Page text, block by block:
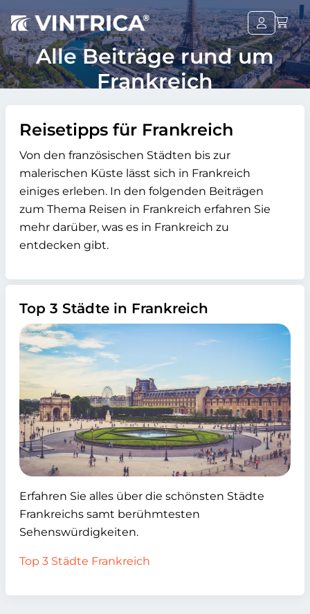
Alle Beiträge rund um
Frankreich
Reisetipps für Frankreich
Von den französischen Städten bis zur
malerischen Küste lässt sich in Frankreich
einiges erleben. In den folgenden Beiträgen
zum Thema Reisen in Frankreich erfahren Sie
mehr darüber, was es in Frankreich zu
entdecken gibt.
Top 3 Städte in Frankreich
Erfahren Sie alles über die schönsten Städte
Frankreichs samt berühmtesten
Sehenswürdigkeiten.
Top 3 Städte Frankreich